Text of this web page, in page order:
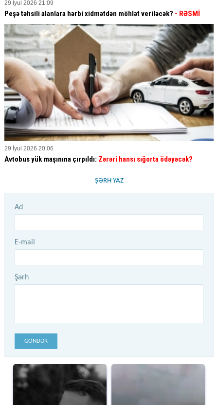
29 İyul 2026 21:09
Peşə təhsili alanlara hərbi xidmətdən möhlət veriləcək? - RƏSMİ
29 İyul 2026 20:06
Avtobus yük maşınına çırpıldı: Zərəri hansı sığorta ödəyəcək?
ŞƏRH YAZ
Ad
E-mail
Şərh
GÖNDƏR